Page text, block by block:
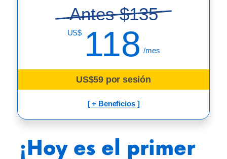
Antes $135
US$ 118 /mes
US$59 por sesión
[ + Beneficios ]
¡Hoy es el primer